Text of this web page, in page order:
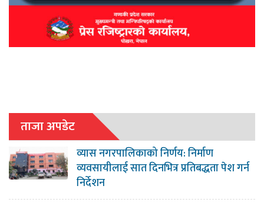
ताजा अपडेट
व्यास नगरपालिकाको निर्णय: निर्माण
व्यवसायीलाई सात दिनभित्र प्रतिबद्धता पेश गर्न
निर्देशन